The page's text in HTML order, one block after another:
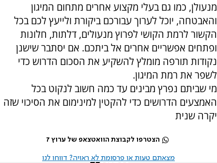
מנעולן, כמו גם בעלי מקצוע אחרים מתחום המיגון
והאבטחה, יוכל לערוך עבורכם ביקורת ולייעץ לכם בכל
הקשור לרמת הקושי לפרוץ מנעולים, דלתות, חלונות
ופתחים אפשריים אחרים אל ביתכם. אם יסתבר שישנן
נקודות תורפה מומלץ להשקיע את הסכום הדרוש כדי
לשפר את רמת המיגון.
מי שביתם נפרץ מבינים עד כמה חשוב לנקוט בכל
האמצעים הדרושים כדי להקטין למינימום את הסיכוי שזה
יקרה שנית
הצטרפו לקבוצת הוואטצאפ של ערוץ 7
מצאתם טעות או פרסומת לא ראויה? דווחו לנו